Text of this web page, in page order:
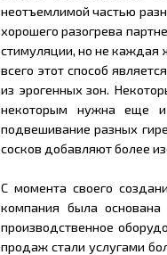
неотъемлимой частью
хорошего разогрева
стимуляции, но не каждая
всего этот способ
из эрогенных зон.
некоторым нужна еще и
подвешивание разных
сосков добавляют более
С момента своего
компания была
производственное
продаж стали услугами